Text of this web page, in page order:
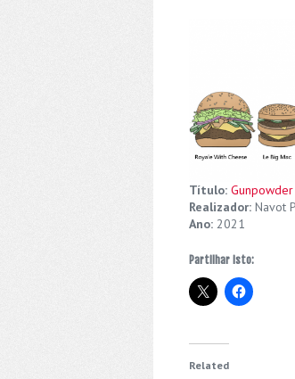
Título:
Realizador: Navot
Ano: 2021
Partilhar isto:
Related